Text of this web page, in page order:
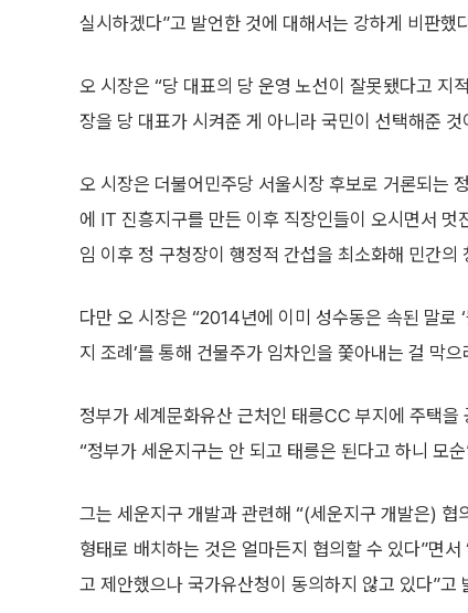
실시하겠다”고 발언한 것에 대해서는 강하게 비판했
오 시장은 “당 대표의 당 운영 노선이 잘못됐다고 지
장을 당 대표가 시켜준 게 아니라 국민이 선택해준
오 시장은 더불어민주당 서울시장 후보로 거론되는
에 IT 진흥지구를 만든 이후 직장인들이 오시면서
임 이후 정 구청장이 행정적 간섭을 최소화해 민간
다만 오 시장은 “2014년에 이미 성수동은 속된 말로
지 조례’를 통해 건물주가 임차인을 쫓아내는 걸 막
정부가 세계문화유산 근처인 태릉CC 부지에 주택
“정부가 세운지구는 안 되고 태릉은 된다고 하니 모
그는 세운지구 개발과 관련해 “(세운지구 개발은)
형태로 배치하는 것은 얼마든지 협의할 수 있다”면
고 제안했으나 국가유산청이 동의하지 않고 있다”고